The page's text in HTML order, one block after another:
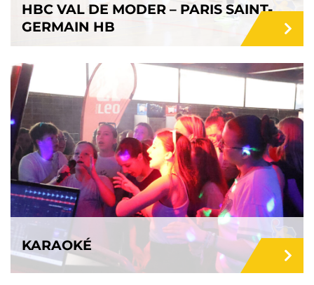
HBC VAL DE MODER – PARIS SAINT-
GERMAIN HB
KARAOKÉ